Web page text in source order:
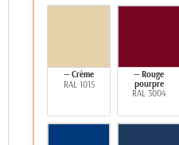
— Crème
RAL 1015
— Rouge
pourpre
RAL 3004